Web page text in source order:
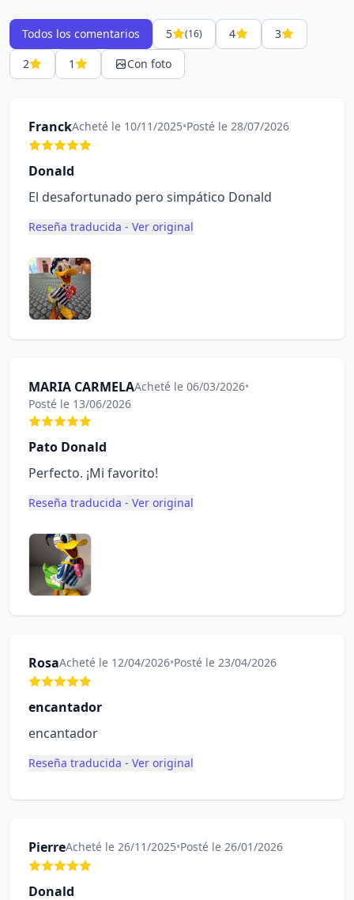
Todos los comentarios 5 (16) 4
3
2
1 Con foto
FranckAcheté le 10/11/2025•Posté le 28/07/2026
Donald
El desafortunado pero simpático Donald
Reseña traducida - Ver original
MARIA CARMELAAcheté le 06/03/2026•
Posté le 13/06/2026
Pato Donald
Perfecto. ¡Mi favorito!
Reseña traducida - Ver original
RosaAcheté le 12/04/2026•Posté le 23/04/2026
encantador
encantador
Reseña traducida - Ver original
PierreAcheté le 26/11/2025•Posté le 26/01/2026
Donald